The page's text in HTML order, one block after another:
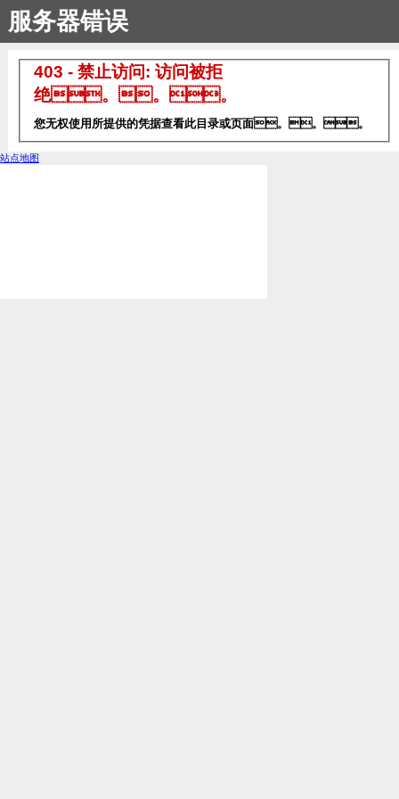
服务器错误
403 - 禁止访问: 访问被拒
绝。。。
您无权使用所提供的凭据查看此目录或页面。。。
站点地图